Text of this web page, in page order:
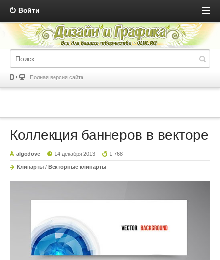
Войти
Полная версия сайта
Коллекция баннеров в векторе
algodove 14 декабря 2013 1 768
Клипарты / Векторные клипарты